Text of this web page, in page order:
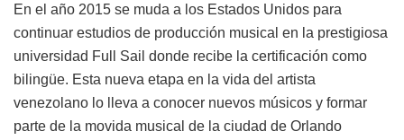
En el año 2015 se muda a los Estados Unidos para
continuar estudios de producción musical en la prestigiosa
universidad Full Sail donde recibe la certificación como
bilingüe. Esta nueva etapa en la vida del artista
venezolano lo lleva a conocer nuevos músicos y formar
parte de la movida musical de la ciudad de Orlando